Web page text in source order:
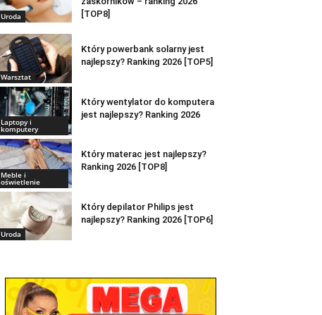
Uroda
[TOP8]
Warsztat
Który powerbank solarny jest
najlepszy? Ranking 2026 [TOP5]
Laptopy i
komputery
Który wentylator do komputera
jest najlepszy? Ranking 2026
Meble i
oświetlenie
Który materac jest najlepszy?
Ranking 2026 [TOP8]
Uroda
Który depilator Philips jest
najlepszy? Ranking 2026 [TOP6]